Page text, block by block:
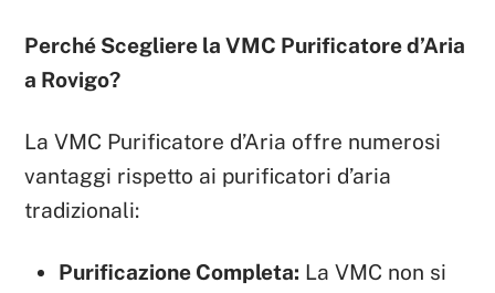
Perché Scegliere la VMC Purificatore d’Aria
a Rovigo?
La VMC Purificatore d’Aria offre numerosi
vantaggi rispetto ai purificatori d’aria
tradizionali:
Purificazione Completa: La VMC non si